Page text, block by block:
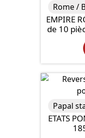
EMPIRE
de 10
Rome /
ETATS
Papal